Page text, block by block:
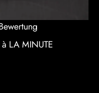
LA MINUTE